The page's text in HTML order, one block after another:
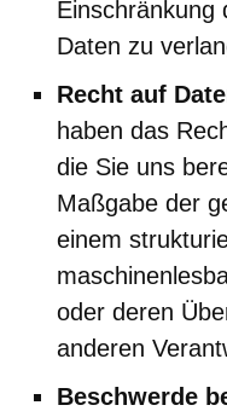
Einschränkung
Daten zu
Recht auf
haben das
die Sie uns
Maßgabe der
einem
oder deren
anderen
Beschwerde